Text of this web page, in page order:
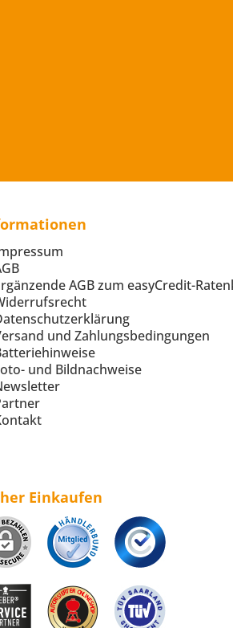
AGB zum easyCredit-
und Zahlungsbedingungen
und Bildnachweise
Einkaufen